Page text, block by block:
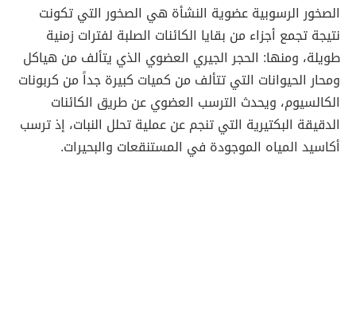
الصخور الرسوبية عضوية النشأة هي الصخور التي تكونت
نتيجة تجمع أجزاء من بقايا الكائنات الصلبة لفترات زمنية
طويلة، ومنها: الحجر الجيري العضوي الذي يتألف من هياكل
ومحار الحيوانات التي تتألف من كميات كبيرة جداً من كربونات
الكالسيوم، ويحدث الترسب العضوي عن طريق الكائنات
الدقيقة البكتيرية التي تنجم عن عملية تحلل النبات، إذ ترسب
أكاسيد المياه الموجودة في المستنقعات والبحيرات.